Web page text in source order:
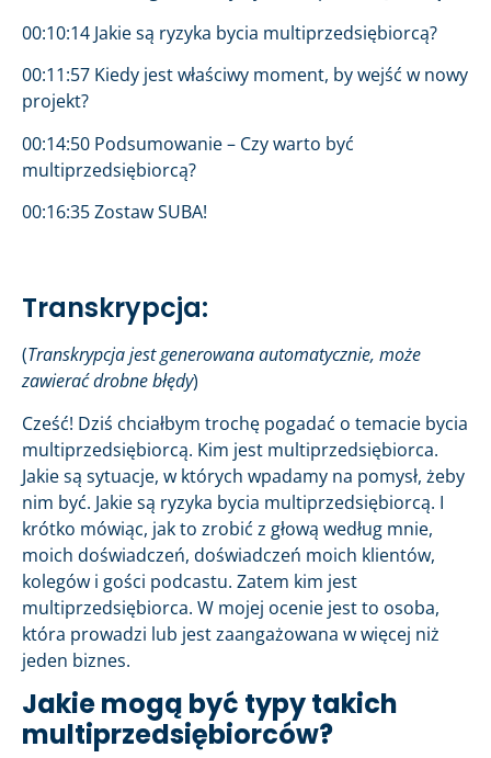
00:10:14 Jakie są ryzyka bycia multiprzedsiębiorcą?
00:11:57 Kiedy jest właściwy moment, by wejść w nowy
projekt?
00:14:50 Podsumowanie – Czy warto być
multiprzedsiębiorcą?
00:16:35 Zostaw SUBA!
Transkrypcja:
(Transkrypcja jest generowana automatycznie, może
zawierać drobne błędy)
Cześć! Dziś chciałbym trochę pogadać o temacie bycia
multiprzedsiębiorcą. Kim jest multiprzedsiębiorca.
Jakie są sytuacje, w których wpadamy na pomysł, żeby
nim być. Jakie są ryzyka bycia multiprzedsiębiorcą. I
krótko mówiąc, jak to zrobić z głową według mnie,
moich doświadczeń, doświadczeń moich klientów,
kolegów i gości podcastu. Zatem kim jest
multiprzedsiębiorca. W mojej ocenie jest to osoba,
która prowadzi lub jest zaangażowana w więcej niż
jeden biznes.
Jakie mogą być typy takich
multiprzedsiębiorców?